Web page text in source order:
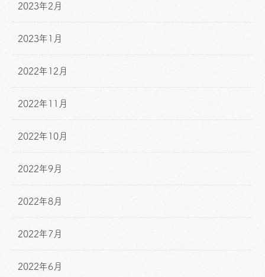
2023年2月
2023年1月
2022年12月
2022年11月
2022年10月
2022年9月
2022年8月
2022年7月
2022年6月